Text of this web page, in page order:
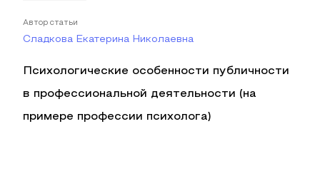
Автор статьи
Сладкова Екатерина Николаевна
Психологические особенности публичности
в профессиональной деятельности (на
примере профессии психолога)